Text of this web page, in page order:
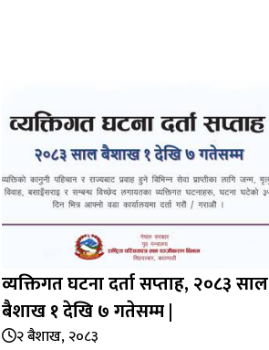
व्यक्तिगत घटना दर्ता सप्‍ताह, २०८३ साल
बैशाख १ देखि ७ गतेसम्म |
२ बैशाख, २०८३